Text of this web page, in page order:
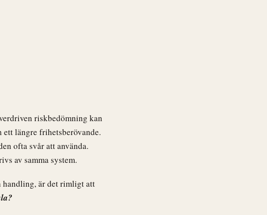
riskbedömning kan
längre frihetsberövande.
ofta svår att använda.
av samma system.
handling, är det rimligt att